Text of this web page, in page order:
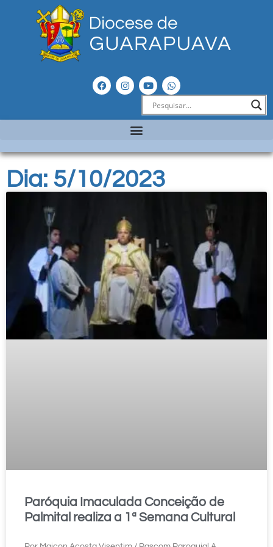
Dia: 5/10/2023
Paróquia Imaculada Conceição de
Palmital realiza a 1ª Semana Cultural